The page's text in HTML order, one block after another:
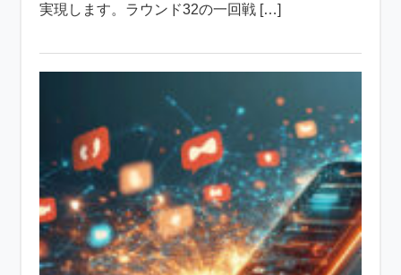
実現します。ラウンド32の一回戦 […]